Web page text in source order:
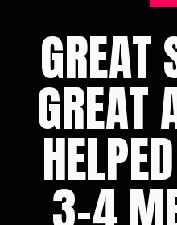
GREAT
GREAT
3-4